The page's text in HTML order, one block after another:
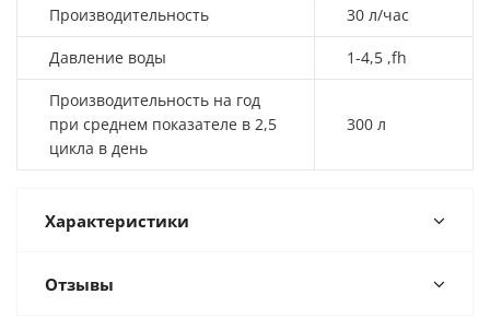
Производительность 30 л/час
Давление воды 1-4,5 ,fh
Производительность на год
при среднем показателе в 2,5
цикла в день
300 л
Характеристики
Отзывы